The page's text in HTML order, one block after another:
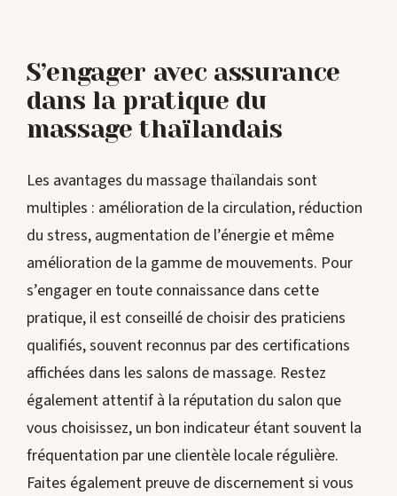
S’engager avec assurance
dans la pratique du
massage thaïlandais
Les avantages du massage thaïlandais sont
multiples : amélioration de la circulation, réduction
du stress, augmentation de l’énergie et même
amélioration de la gamme de mouvements. Pour
s’engager en toute connaissance dans cette
pratique, il est conseillé de choisir des praticiens
qualifiés, souvent reconnus par des certifications
affichées dans les salons de massage. Restez
également attentif à la réputation du salon que
vous choisissez, un bon indicateur étant souvent la
fréquentation par une clientèle locale régulière.
Faites également preuve de discernement si vous